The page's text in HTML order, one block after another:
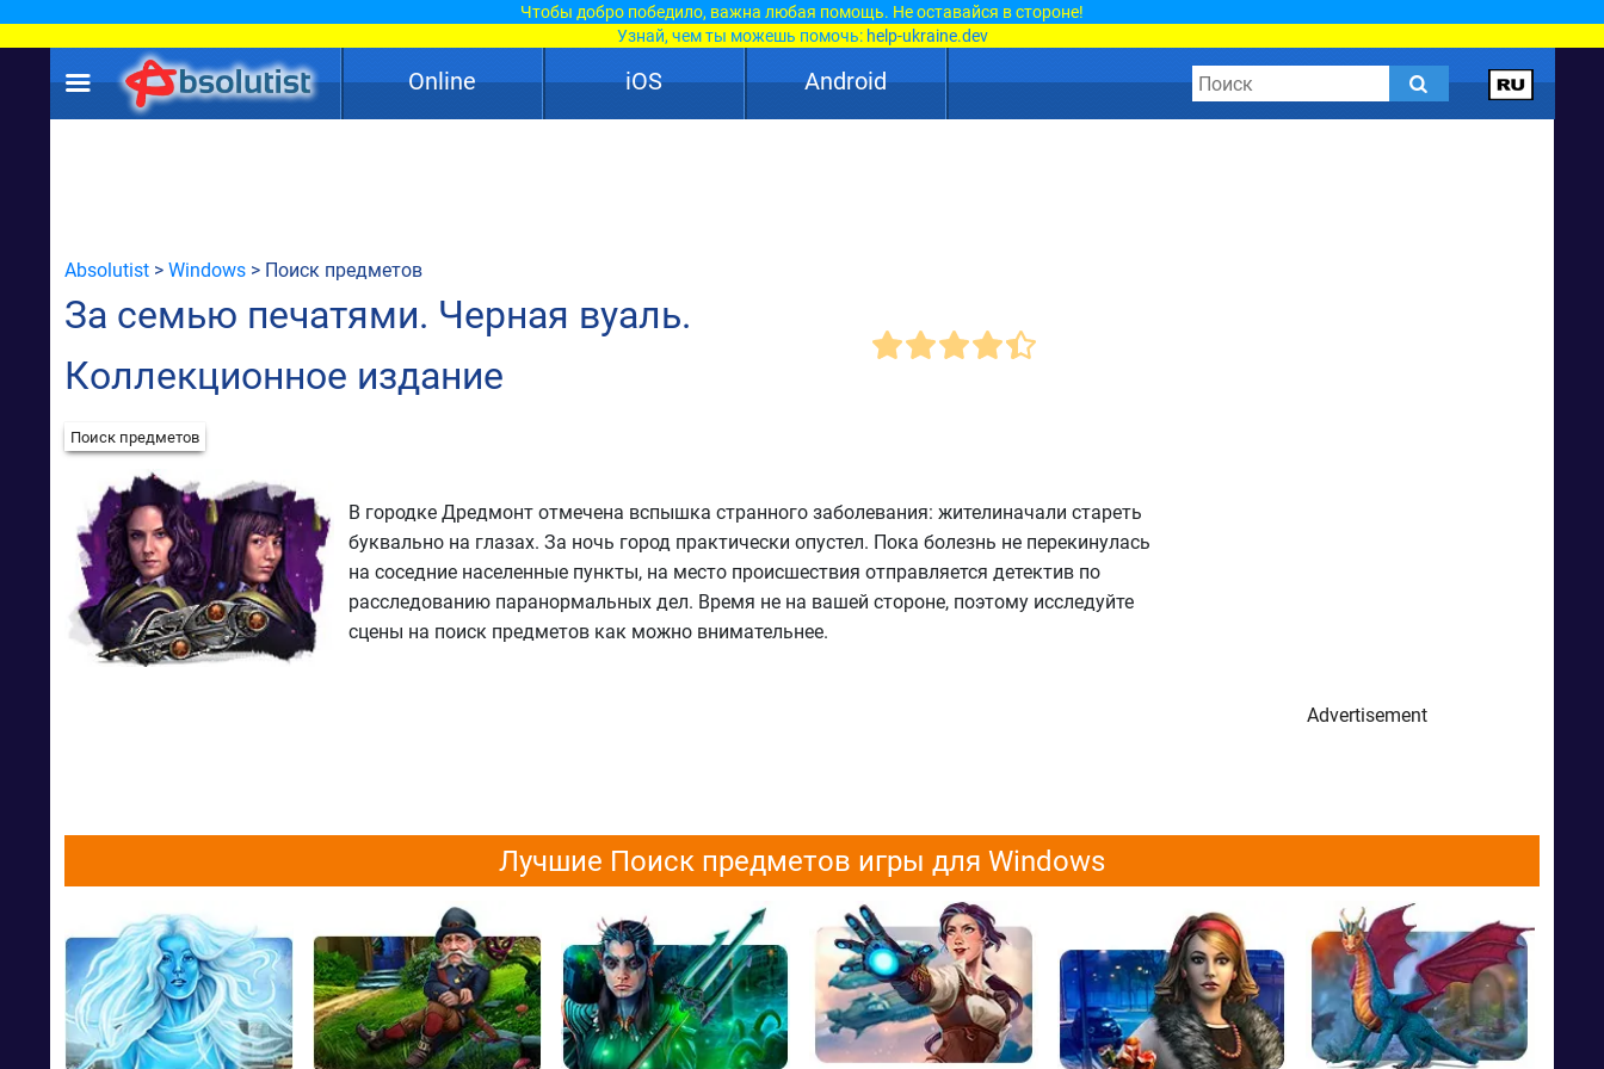
Чтобы добро победило, важна любая помощь. Не оставайся в стороне!
Узнай, чем ты можешь помочь: help-ukraine.dev
Online iOS Android
Absolutist > Windows > Поиск предметов
За семью печатями. Черная вуаль.
Коллекционное издание
Поиск предметов
В городке Дредмонт отмечена вспышка странного заболевания: жителиначали стареть
буквально на глазах. За ночь город практически опустел. Пока болезнь не перекинулась
на соседние населенные пункты, на место происшествия отправляется детектив по
расследованию паранормальных дел. Время не на вашей стороне, поэтому исследуйте
сцены на поиск предметов как можно внимательнее.
Advertisement
Лучшие Поиск предметов игры для Windows